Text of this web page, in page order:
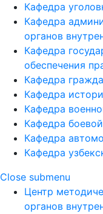
Кафедра
Кафедра
органов
Кафедра
обеспечения
Кафедра
Кафедра
Кафедра
Кафедра
Кафедра
Кафедра
Close submenu
Центр
органов